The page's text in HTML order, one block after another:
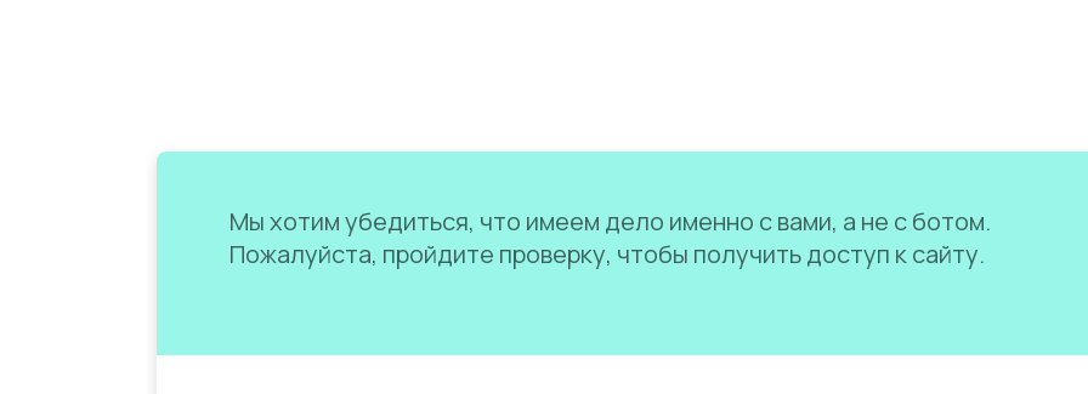
Мы хотим убедиться, что имеем дело именно с вами, а не с ботом.
Пожалуйста, пройдите проверку, чтобы получить доступ к сайту.